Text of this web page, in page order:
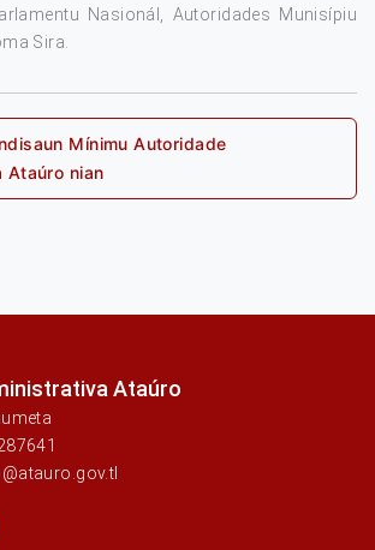
Nasionál, Autoridades Munisípiu
Sira.
post:
Mínimu Autoridade
Ataúro nian
Ataúro